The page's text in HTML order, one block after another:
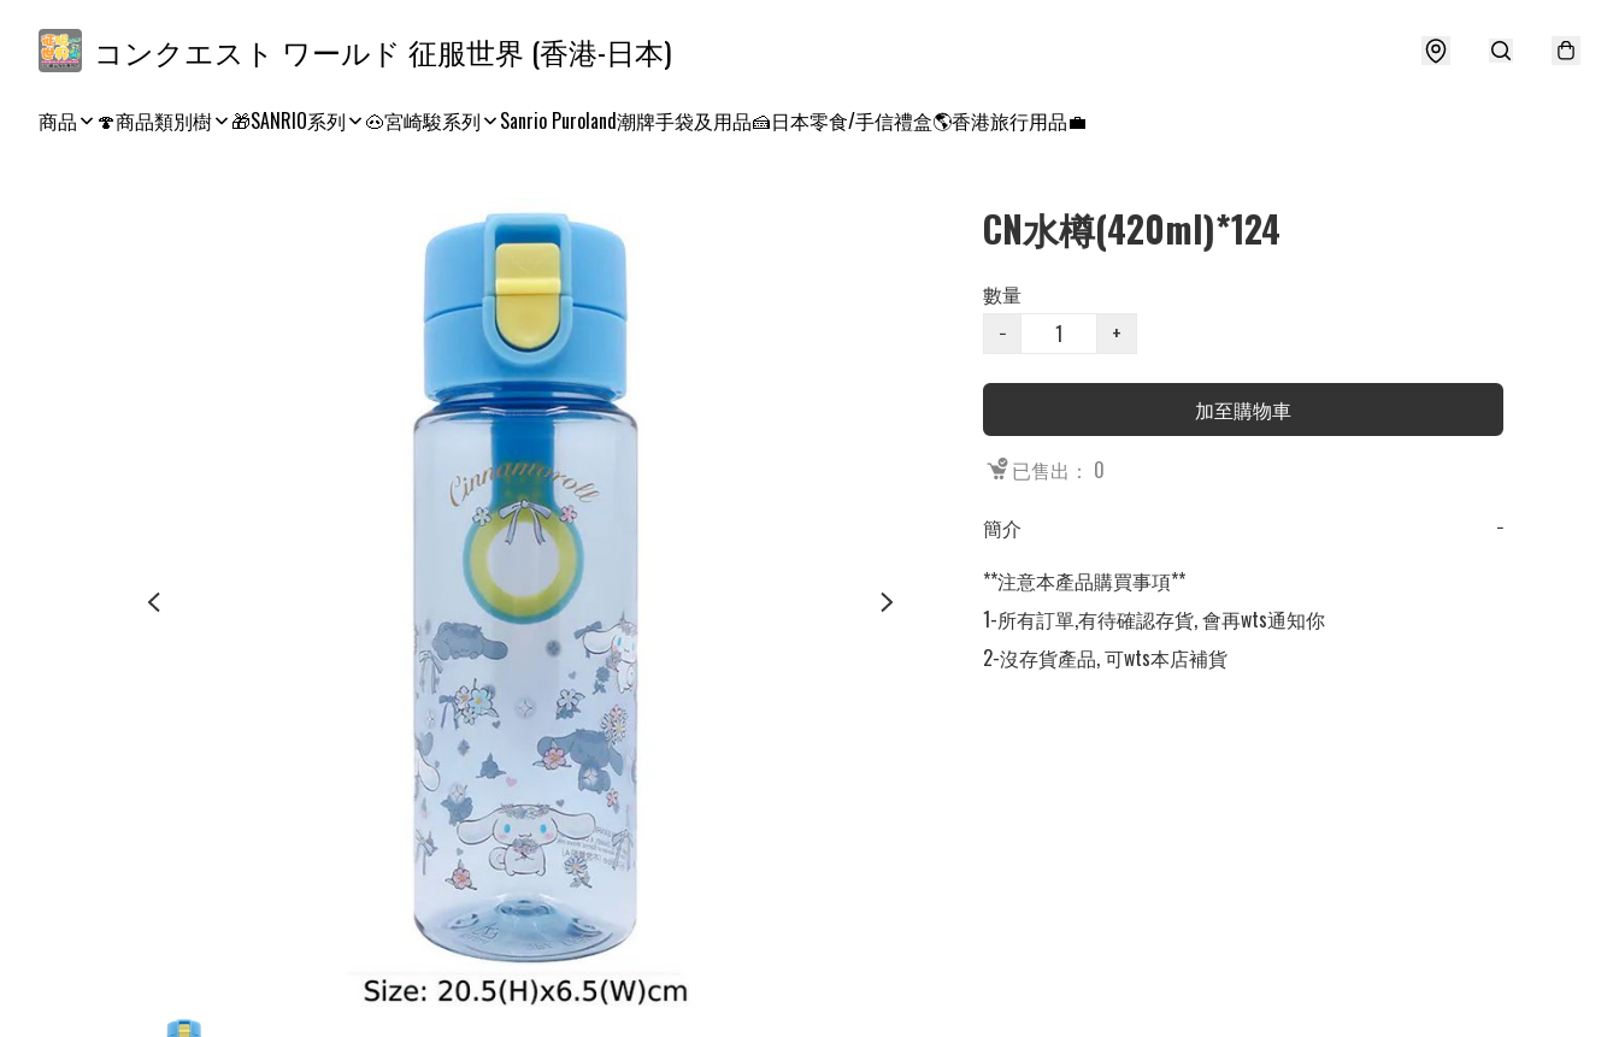
コンクエスト ワールド 征服世界 (香港-日本)
商品 🍄商品類別樹 🎁SANRIO系列 🐽宮崎駿系列 Sanrio Puroland潮牌手袋及用品🍰日本零食/手信禮盒🌎香港旅行用品💼
CN水樽(420ml)*124
數量
−
+
加至購物車
已售出： 0
簡介
−
**注意本產品購買事項**
1-所有訂單,有待確認存貨, 會再wts通知你
2-沒存貨產品, 可wts本店補貨